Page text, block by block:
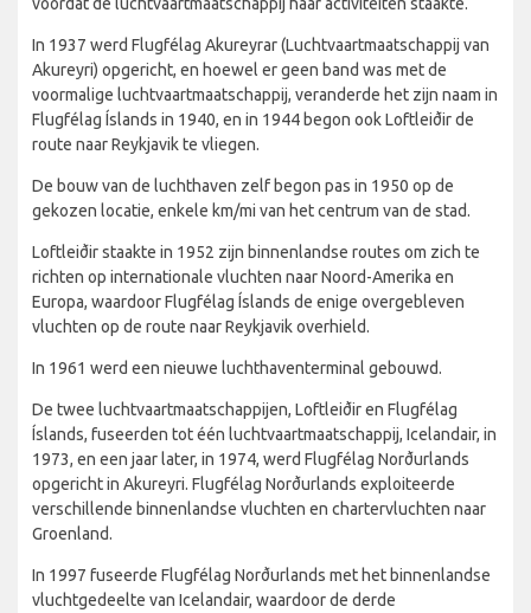
voordat de luchtvaartmaatschappij haar activiteiten staakte.
In 1937 werd Flugfélag Akureyrar (Luchtvaartmaatschappij van
Akureyri) opgericht, en hoewel er geen band was met de
voormalige luchtvaartmaatschappij, veranderde het zijn naam in
Flugfélag Íslands in 1940, en in 1944 begon ook Loftleiðir de
route naar Reykjavik te vliegen.
De bouw van de luchthaven zelf begon pas in 1950 op de
gekozen locatie, enkele km/mi van het centrum van de stad.
Loftleiðir staakte in 1952 zijn binnenlandse routes om zich te
richten op internationale vluchten naar Noord-Amerika en
Europa, waardoor Flugfélag Íslands de enige overgebleven
vluchten op de route naar Reykjavik overhield.
In 1961 werd een nieuwe luchthaventerminal gebouwd.
De twee luchtvaartmaatschappijen, Loftleiðir en Flugfélag
Íslands, fuseerden tot één luchtvaartmaatschappij, Icelandair, in
1973, en een jaar later, in 1974, werd Flugfélag Norðurlands
opgericht in Akureyri. Flugfélag Norðurlands exploiteerde
verschillende binnenlandse vluchten en chartervluchten naar
Groenland.
In 1997 fuseerde Flugfélag Norðurlands met het binnenlandse
vluchtgedeelte van Icelandair, waardoor de derde